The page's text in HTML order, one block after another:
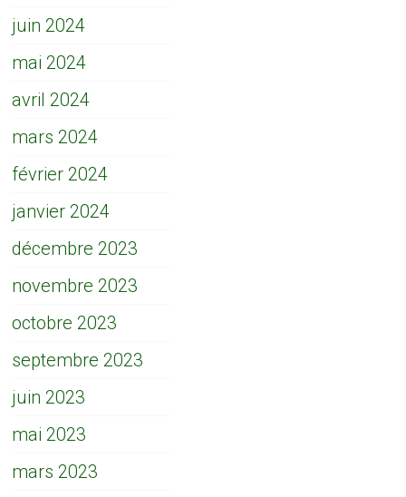
juin 2024
mai 2024
avril 2024
mars 2024
février 2024
janvier 2024
décembre 2023
novembre 2023
octobre 2023
septembre 2023
juin 2023
mai 2023
mars 2023